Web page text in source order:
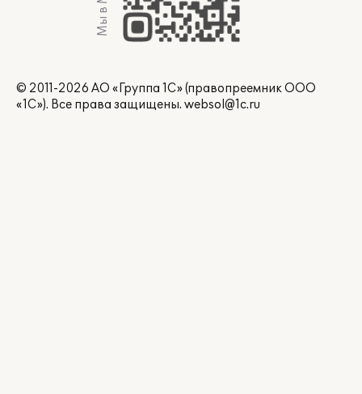
© 2011-2026 АО «Группа 1С» (правопреемник ООО
«1С»). Все права защищены. websol@1c.ru